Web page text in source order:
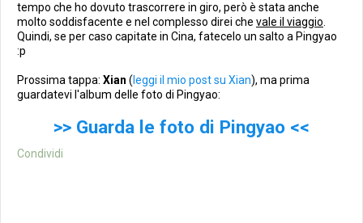
tempo che ho dovuto trascorrere in giro, però è stata anche
molto soddisfacente e nel complesso direi che vale il viaggio
Quindi, se per caso capitate in Cina, fatecelo un salto a Pingyao
:p
Prossima tappa: Xian ( leggi il mio post su Xian), ma prima
guardatevi l'album delle foto di Pingyao:
>> Guarda le foto di Pingyao <<
Condividi